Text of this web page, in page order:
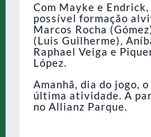
Com Mayke e Endrick,
possível formação
Marcos Rocha
(Luis Guilherme),
Raphael Veiga e
López.
Amanhã, dia do jogo,
última atividade. A
no Allianz Parque.